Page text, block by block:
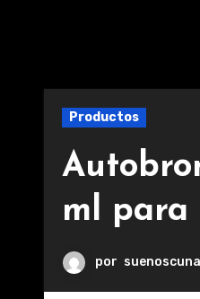
Productos
ml para
por